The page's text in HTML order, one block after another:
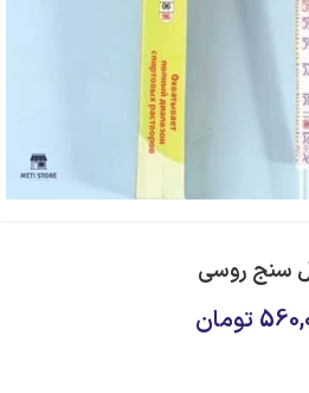
سنج روسی
تومان